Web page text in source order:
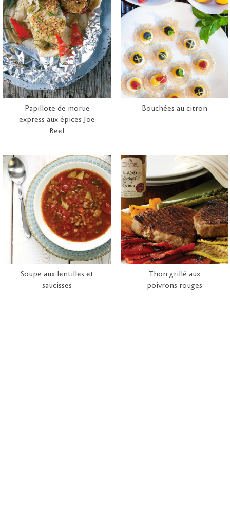
Papillote de morue
express aux épices Joe
Beef
Bouchées au citron
Soupe aux lentilles et
saucisses
Thon grillé aux
poivrons rouges